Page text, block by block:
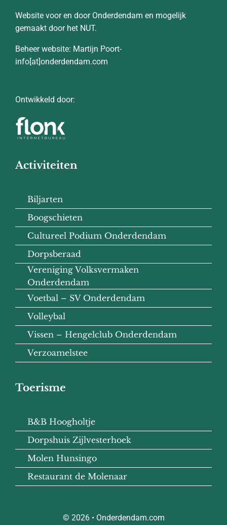
Website voor en door Onderdendam en mogelijk
gemaakt door het NUT.
Beheer website: Martijn Poort-
info[at]onderdendam.com
Ontwikkeld door:
Activiteiten
Biljarten
Boogschieten
Cultureel Podium Onderdendam
Dorpsberaad
Vereniging Volksvermaken
Onderdendam
Voetbal – SV Onderdendam
Volleybal
Vissen – Hengelclub Onderdendam
Verzoamelstee
Toerisme
B&B Hoogholtje
Dorpshuis Zijlvesterhoek
Molen Hunsingo
Restaurant de Molenaar
© 2026 • Onderdendam.com